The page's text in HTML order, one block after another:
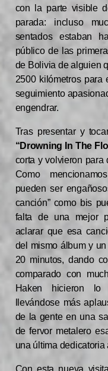
con la parte visible
parada: incluso
sentados estaban
público de las
de Bolivia de alguien
2500 kilómetros para
seguimiento
engendrar.
Tras presentar y
“Drowning In The
corta y volvieron para
Como
pueden ser
canción” como bis
falta de una mejor
aclarar que esa
del mismo álbum y
20 minutos, dando
comparado con
Haken hicieron lo
llevándose más
de la gente en una
de fervor metalero
una última dedicatoria